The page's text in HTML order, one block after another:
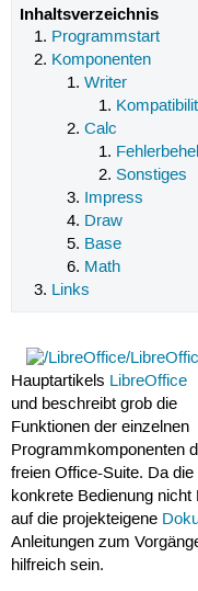
Inhaltsverzeichnis
Programmstart
Komponenten
Writer
Calc
Sonstiges
Impress
Draw
Base
Math
Links
Hauptartikels LibreOffice
und beschreibt grob die
Funktionen der einzelnen
Programmkomponenten
freien Office-Suite. Da die
konkrete Bedienung
auf die projekteigene
Anleitungen zum
hilfreich sein.